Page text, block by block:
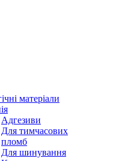
матеріали
Адгезиви
Для тимчасових
пломб
Для шинування